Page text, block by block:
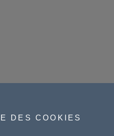
DES COOKIES